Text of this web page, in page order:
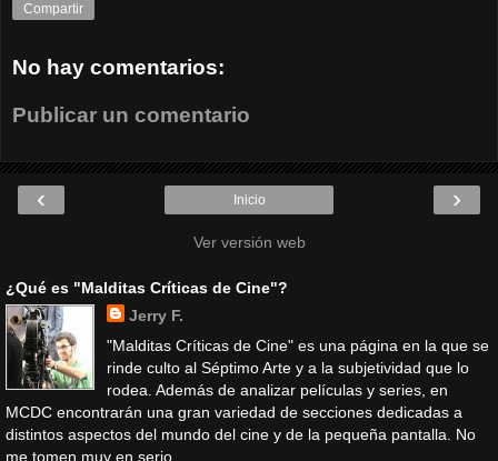
Compartir
No hay comentarios:
Publicar un comentario
‹ ›
Inicio
Ver versión web
¿Qué es "Malditas Críticas de Cine"?
Jerry F.
"Malditas Críticas de Cine" es una página en la que se
rinde culto al Séptimo Arte y a la subjetividad que lo
rodea. Además de analizar películas y series, en
MCDC encontrarán una gran variedad de secciones dedicadas a
distintos aspectos del mundo del cine y de la pequeña pantalla. No
me tomen muy en serio.